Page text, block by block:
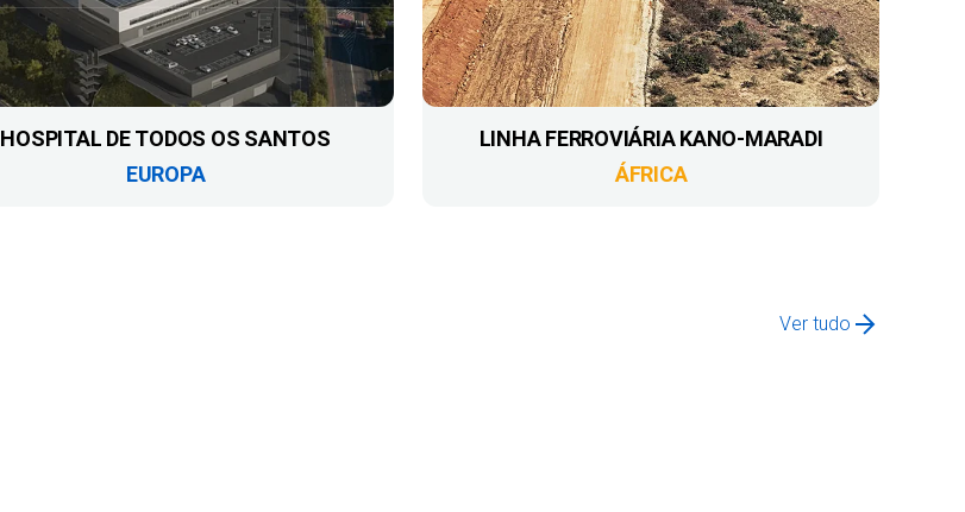
HOSPITAL DE TODOS OS SANTOS
EUROPA
LINHA FERROVIÁRIA KANO-MARADI
ÁFRICA
Ver tudo